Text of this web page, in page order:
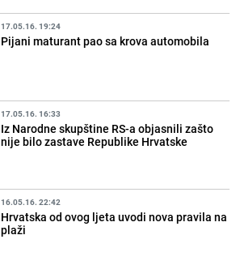
17.05.16. 19:24
Pijani maturant pao sa krova automobila
17.05.16. 16:33
Iz Narodne skupštine RS-a objasnili zašto
nije bilo zastave Republike Hrvatske
16.05.16. 22:42
Hrvatska od ovog ljeta uvodi nova pravila na
plaži